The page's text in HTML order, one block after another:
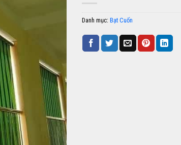
Danh mục: Bạt Cuốn